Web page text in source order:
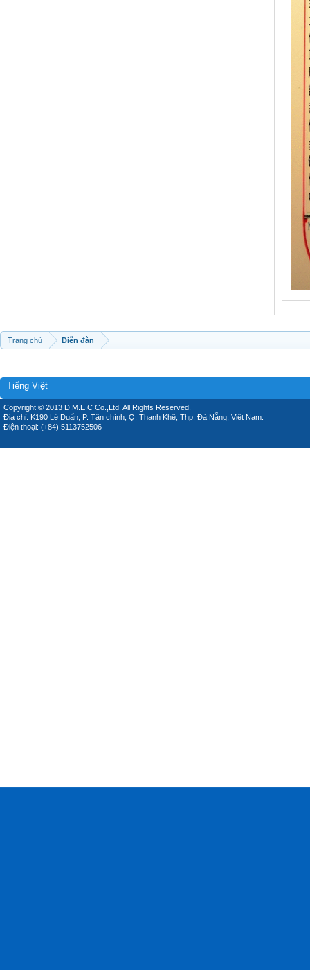
Trang chủ Diễn đàn
Tiếng Việt
Copyright © 2013 D.M.E.C Co.,Ltd, All Rights Reserved.
Địa chỉ: K190 Lê Duẩn, P. Tân chính, Q. Thanh Khê, Thp. Đà Nẵng, Việt Nam.
Điện thoại: (+84) 5113752506